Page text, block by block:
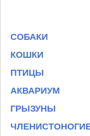
СОБАКИ
КОШКИ
ПТИЦЫ
АКВАРИУМ
ГРЫЗУНЫ